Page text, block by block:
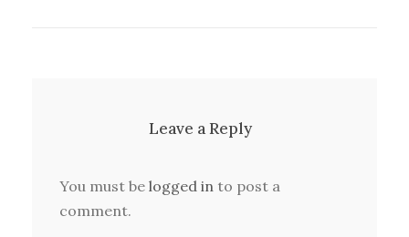
Leave a Reply
You must be logged in to post a
comment.